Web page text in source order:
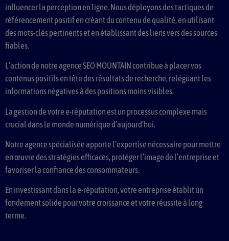
influencer la perception en ligne. Nous déployons des tactiques de
référencement positif en créant du contenu de qualité, en utilisant
des mots-clés pertinents et en établissant des liens vers des sources
fiables.
L’action de notre agence SEO MOUNTAIN contribue à placer vos
contenus positifs en tête des résultats de recherche, reléguant les
informations négatives à des positions moins visibles.
La gestion de votre e-réputation est un processus complexe mais
crucial dans le monde numérique d’aujourd’hui.
Notre agence spécialisée apporte l’expertise nécessaire pour mettre
en œuvre des stratégies efficaces, protéger l’image de l’entreprise et
favoriser la confiance des consommateurs.
En investissant dans la e-réputation, votre entreprise établit un
fondement solide pour votre croissance et votre réussite à long
terme.